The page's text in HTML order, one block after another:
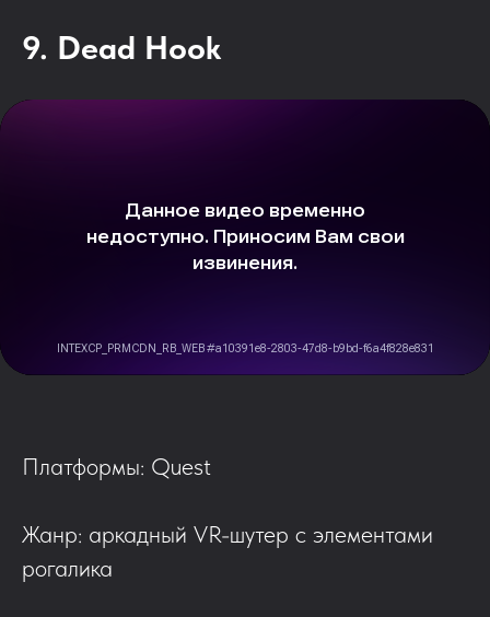
9. Dead Hook
Платформы: Quest
Жанр: аркадный VR-шутер с элементами
рогалика